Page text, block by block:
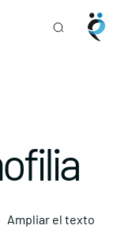
Ampliar el texto